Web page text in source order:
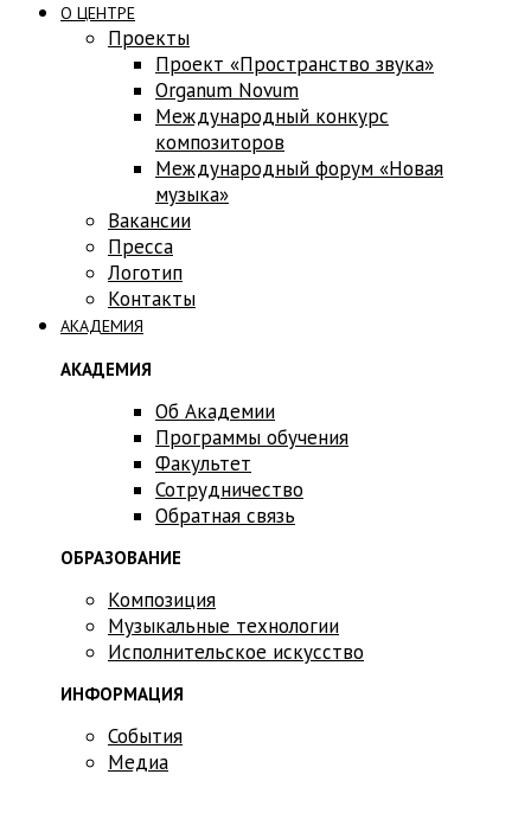
О ЦЕНТРЕ
Проекты
Проект «Пространство звука»
Оrganum Novum
Международный конкурс
композиторов
Международный форум «Новая
музыка»
Вакансии
Пресса
Логотип
Контакты
АКАДЕМИЯ
АКАДЕМИЯ
Об Академии
Программы обучения
Факультет
Сотрудничество
Обратная связь
ОБРАЗОВАНИЕ
Композиция
Музыкальные технологии
Исполнительское искусство
ИНФОРМАЦИЯ
События
Медиа